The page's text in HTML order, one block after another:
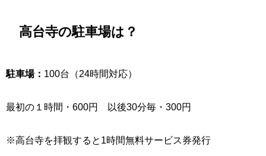
高台寺の駐車場は？
駐車場： 100台（24時間対応）
最初の１時間・600円 以後30分毎・300円
※高台寺を拝観すると1時間無料サービス券発行